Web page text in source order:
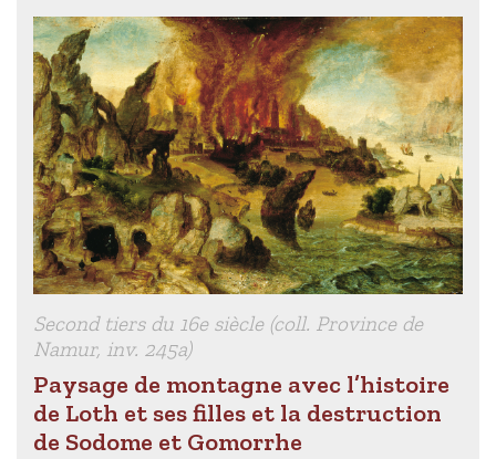
Second tiers du 16e siècle (coll. Province de
Namur, inv. 245a)
Paysage de montagne avec l’histoire
de Loth et ses filles et la destruction
de Sodome et Gomorrhe